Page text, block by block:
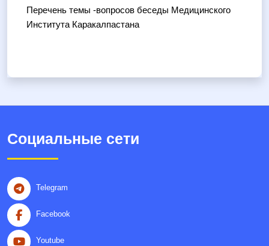
Перечень темы -вопросов беседы Медицинского
Института Каракалпастана
Социальные сети
Telegram
Facebook
Youtube